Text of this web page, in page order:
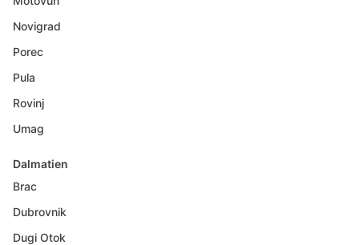
Novigrad
Porec
Pula
Rovinj
Umag
Dalmatien
Brac
Dubrovnik
Dugi Otok